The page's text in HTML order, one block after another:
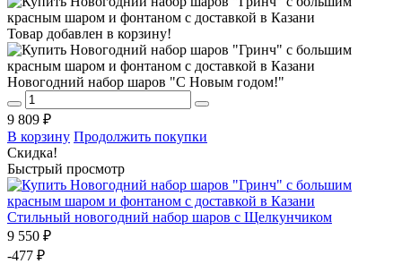
Товар добавлен в корзину!
Новогодний набор шаров "С Новым годом!"
9 809 ₽
В корзину Продолжить покупки
Скидка!
Быстрый просмотр
Стильный новогодний набор шаров с Щелкунчиком
9 550 ₽
-477 ₽